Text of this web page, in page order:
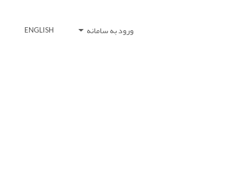
ورود به سامانه ENGLISH